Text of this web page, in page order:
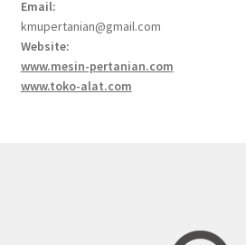
Email:
kmupertanian@gmail.com
Website:
www.mesin-pertanian.com
www.toko-alat.com